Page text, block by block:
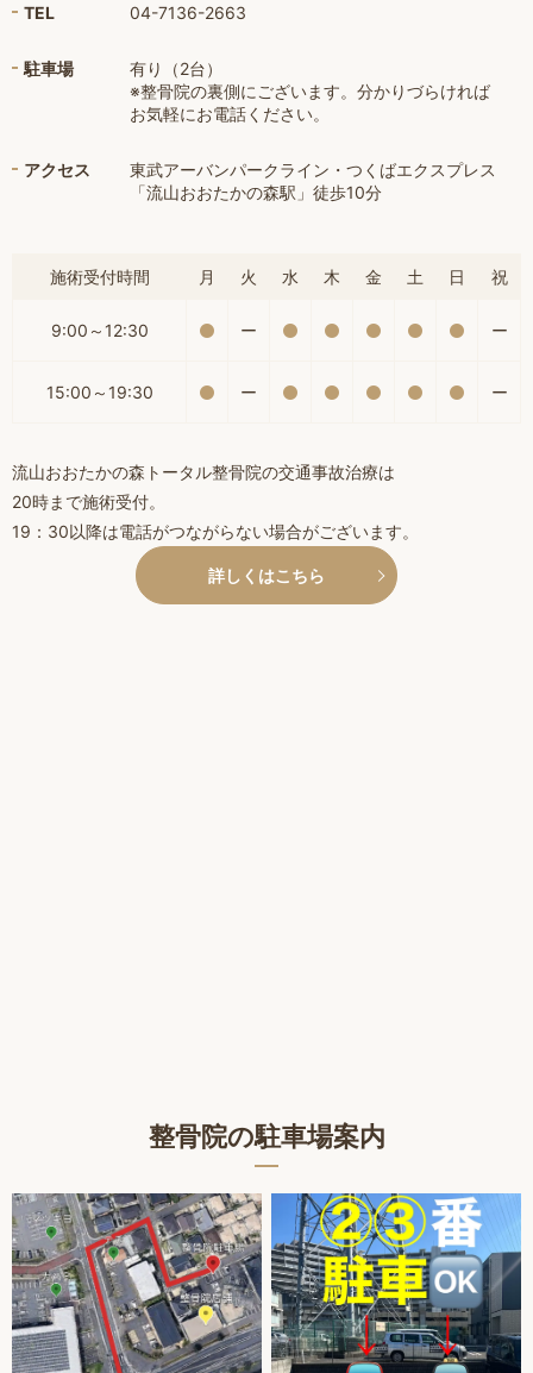
TEL 04-7136-2663
駐車場
有り（2台）
※整骨院の裏側にございます。分かりづらければ
お気軽にお電話ください。
アクセス
東武アーバンパークライン・つくばエクスプレス
「流山おおたかの森駅」徒歩10分
施術受付時間 月 火 水 木 金 土 日 祝
9:00～12:30 ー ー
15:00～19:30 ー ー
流山おおたかの森トータル整骨院の交通事故治療は
20時まで施術受付。
19：30以降は電話がつながらない場合がございます。
詳しくはこちら
整骨院の駐車場案内